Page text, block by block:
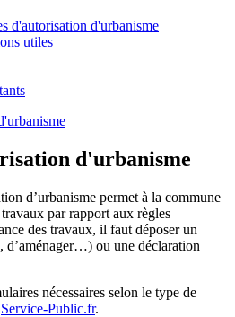
d'autorisation d'urbanisme
utiles
d'urbanisme
d’urbanisme permet à la commune
par rapport aux règles
des travaux, il faut déposer un
d’aménager…) ou une déclaration
nécessaires selon le type de
Service-Public.fr.